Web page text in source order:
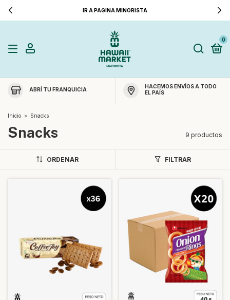
IR A PAGINA MINORISTA
0
ABRÍ TU FRANQUICIA
HACEMOS ENVÍOS A TODO
EL PAÍS
Inicio > Snacks
Snacks 9 productos
ORDENAR FILTRAR